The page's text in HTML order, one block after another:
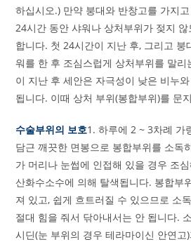
하십시오.) 만약 붕대와 반창고를 가지
24시간 동안 샤워나 상처부위가 젖지
합니다. 첫 24시간이 지난 후, 그리고
워를 한 후 조심스럽게 상처부위를 말
이 지난 후 세안은 자극성이 낮은 비누
됩니다. 이때 상처 부위(봉합부위)를 문
수술부위의 보호1. 하루에 2 ~ 3차례 가
담근 깨끗한 면봉으로 봉합부위를 소독
가 머리나 눈썹에 인접해 있을 경우 조
산화수소수에 의해 탈색됩니다. 봉합부
져 있고, 쉽게 흐트러질 수 있으므로 소
절대 힘을 줘서 닦아내서는 안 됩니다.
시딘(눈 부위의 경우 테라마이신 안연